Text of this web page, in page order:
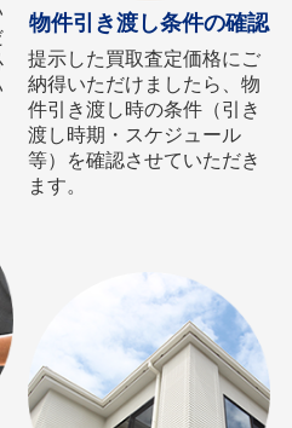
物件引き渡し条件の確認
提示した買取査定価格にご
納得いただけましたら、物
件引き渡し時の条件（引き
渡し時期・スケジュール
等）を確認させていただき
ます。